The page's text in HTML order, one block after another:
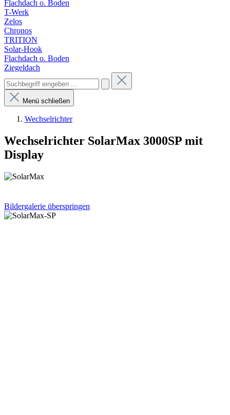
Flachdach o. Boden
T-Werk
Zelos
Chronos
TRITION
Solar-Hook
Flachdach o. Boden
Ziegeldach
Menü schließen
Wechselrichter
Wechselrichter SolarMax 3000SP mit
Display
Bildergalerie überspringen